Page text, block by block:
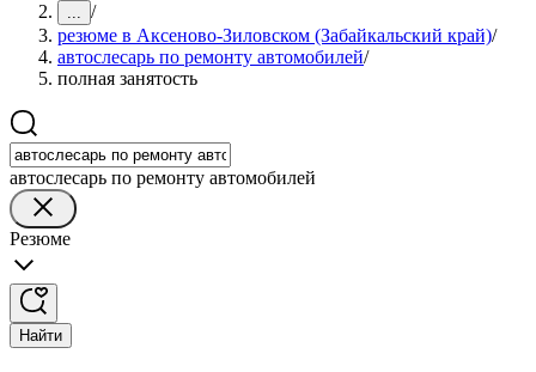
... /
резюме в Аксеново-Зиловском (Забайкальский край)/
автослесарь по ремонту автомобилей/
полная занятость
автослесарь по ремонту автомобилей
Резюме
Найти